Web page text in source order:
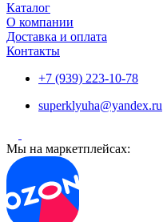
Каталог
О компании
Доставка и оплата
Контакты
+7 (939) 223-10-78
superklyuha@yandex.ru
Мы на маркетплейсах: